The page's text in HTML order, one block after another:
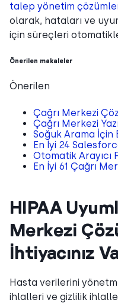
talep yönetim
olarak, hataları ve
için süreçleri
Önerilen makaleler
Önerilen
Çağrı Merkezi
Çağrı Merkezi
Soğuk Arama İçin
En İyi 24
Otomatik Arayıcı
En İyi 61 Çağrı
HIPAA
Merkezi
İhtiyacınız
Hasta verilerini
ihlalleri ve gizlilik